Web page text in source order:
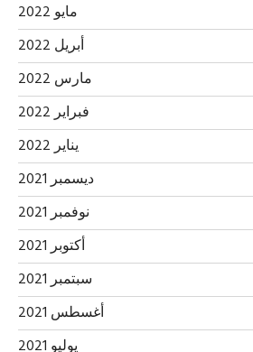
مايو 2022
أبريل 2022
مارس 2022
فبراير 2022
يناير 2022
ديسمبر 2021
نوفمبر 2021
أكتوبر 2021
سبتمبر 2021
أغسطس 2021
يوليو 2021